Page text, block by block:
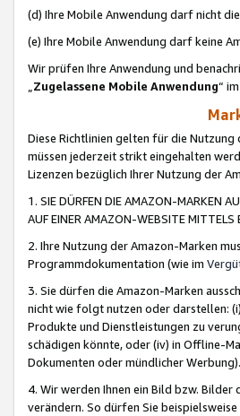
(d) Ihre Mobile Anwendung darf nicht
(e) Ihre Mobile Anwendung darf keine
Wir prüfen Ihre Anwendung und
„Zugelassene Mobile Anwendung“
Diese Richtlinien gelten für die
müssen jederzeit strikt eingehalten
Lizenzen bezüglich Ihrer Nutzung der
1. SIE DÜRFEN DIE AMAZON-MARKEN
AUF EINER AMAZON-WEBSITE MITTELS
2. Ihre Nutzung der Amazon-Marken
Programmdokumentation (wie im
3. Sie dürfen die Amazon-Marken
nicht wie folgt nutzen oder darstellen:
Produkte und Dienstleistungen zu
schädigen könnte, oder (iv) in Offline-
Dokumenten oder mündlicher Werbung).
4. Wir werden Ihnen ein Bild bzw.
verändern. So dürfen Sie